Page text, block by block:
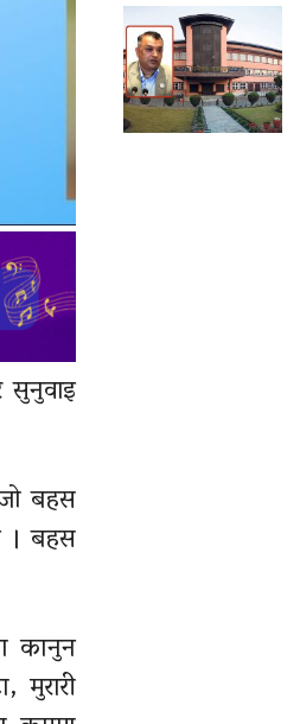
सुनुवाइ
बहस
। बहस
कानुन